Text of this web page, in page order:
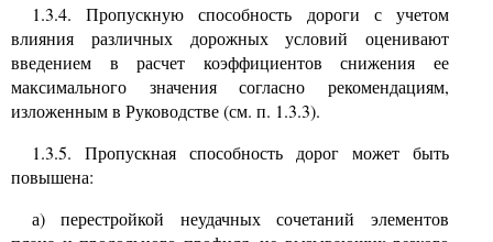
1.3.4. Пропускную способность дороги с учетом
влияния различных дорожных условий оценивают
введением в расчет коэффициентов снижения ее
максимального значения согласно рекомендациям,
изложенным в Руководстве (см. п. 1.3.3).
1.3.5. Пропускная способность дорог может быть
повышена:
а) перестройкой неудачных сочетаний элементов